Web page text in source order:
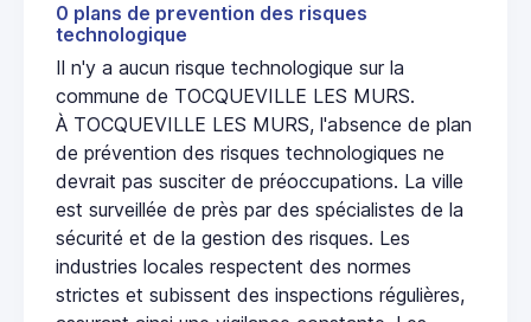
0 plans de prevention des risques
technologique
Il n'y a aucun risque technologique sur la
commune de TOCQUEVILLE LES MURS.
À TOCQUEVILLE LES MURS, l'absence de plan
de prévention des risques technologiques ne
devrait pas susciter de préoccupations. La ville
est surveillée de près par des spécialistes de la
sécurité et de la gestion des risques. Les
industries locales respectent des normes
strictes et subissent des inspections régulières,